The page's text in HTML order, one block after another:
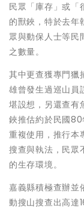
民眾「庫存」或「
的獸鋏，特於去年
眾與動保人士等民
之數量。
其中更查獲專門獵
雄曾發生過巡山員
堪設想，另還查有
鋏推估約於民國
重複使用，推行本
搜查與執法，民眾
的生存環境。
嘉義縣積極查辦並
動搜山搜查出高達